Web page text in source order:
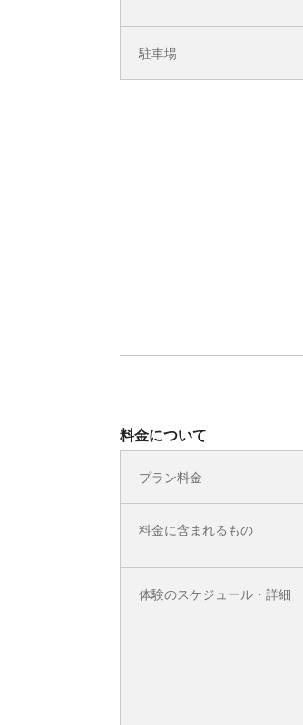
駐車場
料金について
プラン料金
料金に含まれるもの
体験のスケジュール・詳細